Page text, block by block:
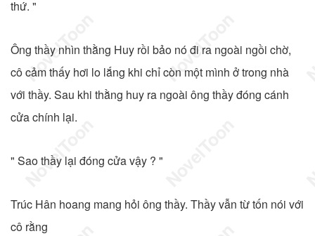
thứ. "
Ông thầy nhìn thằng Huy rồi bảo nó đi ra ngoài ngồi chờ,
cô cảm thấy hơi lo lắng khi chỉ còn một mình ở trong nhà
với thầy. Sau khi thằng huy ra ngoài ông thầy đóng cánh
cửa chính lại.
" Sao thầy lại đóng cửa vậy ? "
Trúc Hân hoang mang hỏi ông thầy. Thầy vẫn từ tốn nói với
cô rằng